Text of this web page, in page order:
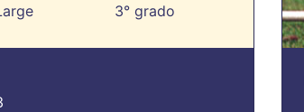
3° grado